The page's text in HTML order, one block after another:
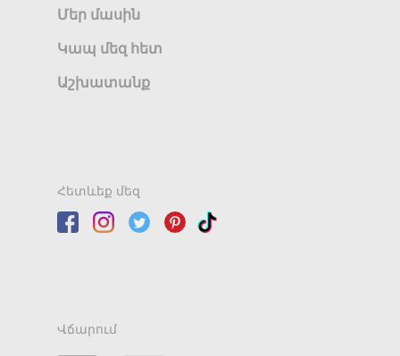
Մեր մասին
Կապ մեզ հետ
Աշխատանք
Հետևեք մեզ
Վճարում